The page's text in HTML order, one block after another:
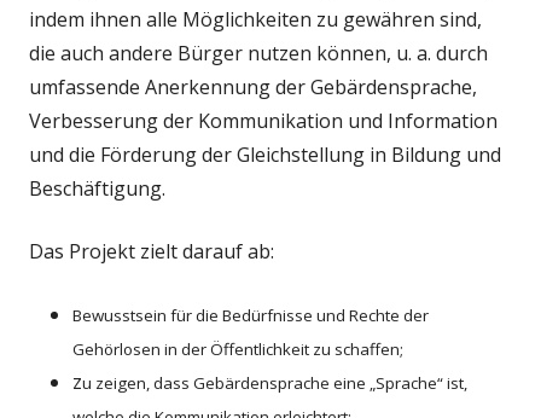
indem ihnen alle Möglichkeiten zu gewähren sind,
die auch andere Bürger nutzen können, u. a. durch
umfassende Anerkennung der Gebärdensprache,
Verbesserung der Kommunikation und Information
und die Förderung der Gleichstellung in Bildung und
Beschäftigung.
Das Projekt zielt darauf ab:
Bewusstsein für die Bedürfnisse und Rechte der
Gehörlosen in der Öffentlichkeit zu schaffen;
zu zeigen, dass Gebärdensprache eine „Sprache“ ist,